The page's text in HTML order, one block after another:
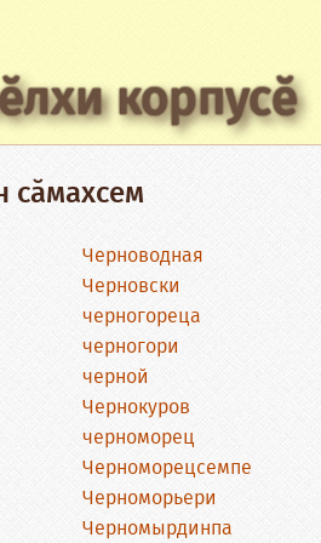
корпусӗ
сӑмахсем
Черноводная
Черновски
черногореца
черногори
черной
Чернокуров
черноморец
Черноморецсемпе
Черноморьери
Черномырдинпа